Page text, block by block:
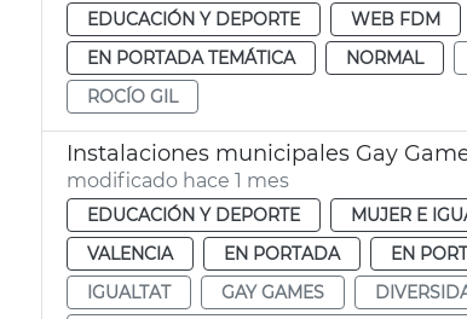
EDUCACIÓN Y DEPORTE WEB FDM
EN PORTADA TEMÁTICA
NORMAL
ROCÍO GIL
Instalaciones municipales Gay
modificado hace 1 mes
EDUCACIÓN Y DEPORTE MUJER E
VALENCIA
EN PORTADA EN
IGUALTAT
GAY GAMES